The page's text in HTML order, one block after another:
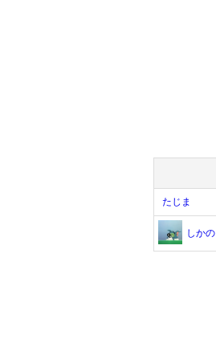
たじま
しかの